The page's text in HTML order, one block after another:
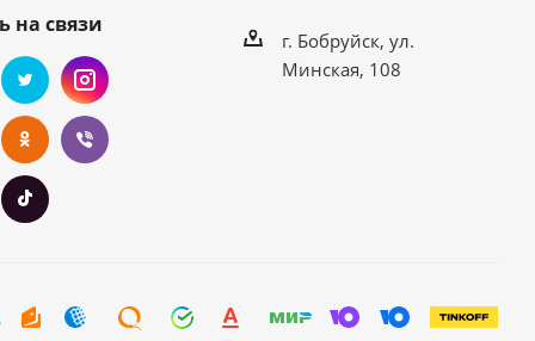
на связи
г. Бобруйск, ул.
Минская, 108